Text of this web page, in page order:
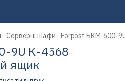
Серверні шафи Forpost БКМ-600-
9U К-4568
ящик